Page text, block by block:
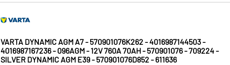
VARTA DYNAMIC AGM A7 - 570901076K262 - 4016987144503 -
4016987167236 - 096AGM - 12V 760A 70AH - 570901076 - 709224 -
SILVER DYNAMIC AGM E39 - 570901076D852 - 611636